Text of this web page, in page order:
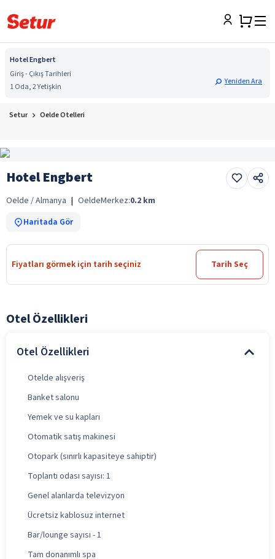
Hotel Engbert
Giriş - Çıkış Tarihleri
1 Oda, 2 Yetişkin
Yeniden Ara
Setur Oelde Otelleri
Hotel Engbert
Oelde / Almanya | OeldeMerkez:0.2 km
Haritada Gör
Fiyatları görmek için tarih seçiniz Tarih Seç
Otel Özellikleri
Otel Özellikleri
Otelde alışveriş
Banket salonu
Yemek ve su kapları
Otomatik satış makinesi
Otopark (sınırlı kapasiteye sahiptir)
Toplantı odası sayısı: 1
Genel alanlarda televizyon
Ücretsiz kablosuz internet
Bar/lounge sayısı - 1
Tam donanımlı spa